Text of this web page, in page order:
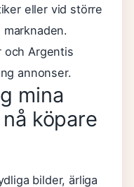
eller vid större
och Argentis
annonser.
mina
köpare
bilder, ärliga